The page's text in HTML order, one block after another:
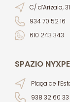
C/ d’Arizala,
934 70 52 16
610 243 343
SPAZIO
Plaça de
938 32 60 33